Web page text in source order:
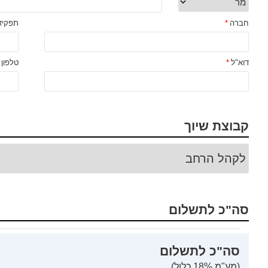
חברה *
דוא"ל * טלפון
קבוצת שיוך
סה"כ לתשלום
סה"כ לתשלום